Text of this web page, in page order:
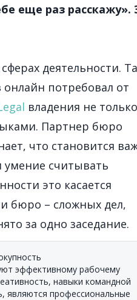
еще раз расскажу».
деятельности.
потребовал от
владения не только
Партнер бюро
что становится
умение считывать
это касается
бюро – сложных дел,
за одно заседание.
эффективному рабочему
навыки командной
являются профессиональные